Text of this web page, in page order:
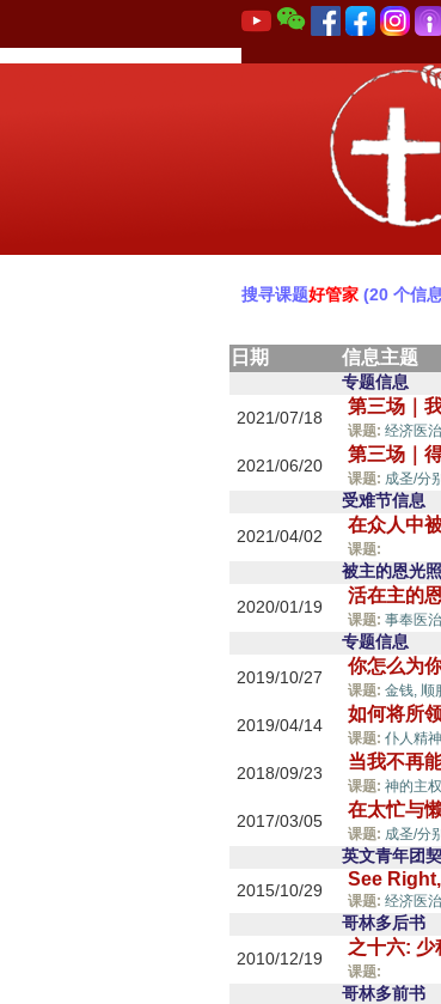
搜寻课题好管家 (20 个信
日期 信息主题
专题信息
2021/07/18
第三场｜
课题: 经济医
2021/06/20
第三场｜
课题: 成圣/分
受难节信息
2021/04/02
在众人中
课题:
被主的恩光
2020/01/19
活在主的
课题: 事奉医
专题信息
2019/10/27
你怎么为
课题: 金钱, 顺
2019/04/14
如何将所
课题: 仆人精
2018/09/23
当我不再
课题: 神的主
2017/03/05
在太忙与
课题: 成圣/分
英文青年团契
2015/10/29
See
课题: 经济医
哥林多后书
2010/12/19
之十六: 少
课题:
哥林多前书